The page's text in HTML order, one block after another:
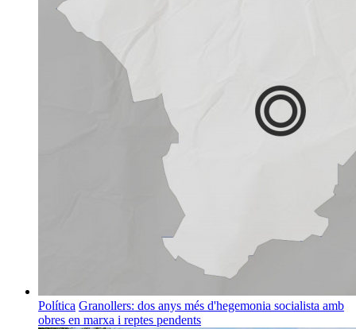
Política Granollers: dos anys més d'hegemonia socialista amb
obres en marxa i reptes pendents